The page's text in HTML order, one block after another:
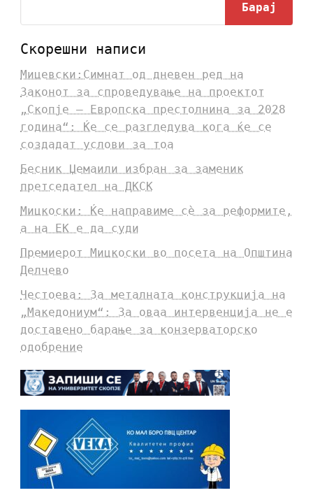
Барај
Скорешни написи
Мицевски:Симнат од дневен ред на
Законот за спроведување на проектот
„Скопје – Европска престолнина за 2028
година“: Ќе се разгледува кога ќе се
создадат услови за тоа
Бесник Џемаили избран за заменик
претседател на ДКСК
Мицкоски: Ќе направиме сè за реформите,
а на ЕК е да суди
Премиерот Мицкоски во посета на Општина
Делчево
Честоева: За металната конструкција на
„Македониум“: За оваа интервенција не е
доставено барање за конзерваторско
одобрение